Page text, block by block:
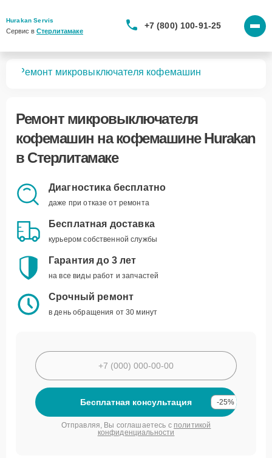
Hurakan Servis
Сервис в Стерлитамаке
+7 (800) 100-91-25
Ремонт микровыключателя кофемашин
Ремонт микровыключателя
кофемашин на кофемашине Hurakan
в Стерлитамаке
Диагностика бесплатно
даже при отказе от ремонта
Бесплатная доставка
курьером собственной службы
Гарантия до 3 лет
на все виды работ и запчастей
Срочный ремонт
в день обращения от 30 минут
Бесплатная консультация -25%
Отправляя, Вы соглашаетесь с политикой
конфиденциальности